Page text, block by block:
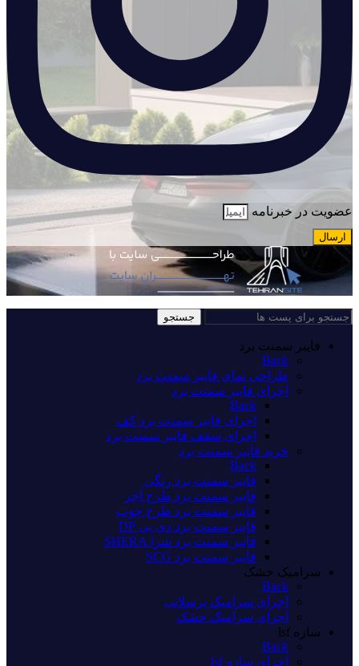
عضویت در خبرنامه
ارسال
جستجو
فایبر سمنت برد
Back
طراحی نمای فایبر سمنت برد
اجرای فایبر سمنت برد
Back
اجرای فایبر سمنت برد کف
اجرای سقف فایبر سمنت برد
خرید فایبر سمنت برد
Back
فایبر سمنت برد رنگی
فایبر سمنت برد طرح آجر
فایبر سمنت برد طرح چوب
فایبر سمنت برد دی پی DP
فایبر سمنت برد شرا SHERA
فایبر سمنت برد SCG
سرامیک خشک
Back
اجرای سرامیک پرسلانی
اجرای سرامیک خشک
سازه lsf
Back
اجرای سازه lsf